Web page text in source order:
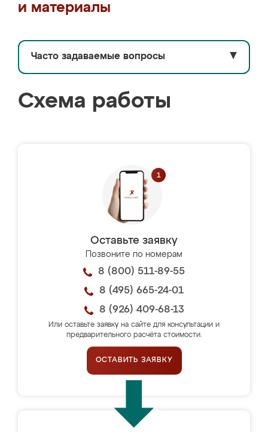
и материалы
Часто задаваемые вопросы ▼
Схема работы
Оставьте заявку
Позвоните по номерам
8 (800) 511-89-55
8 (495) 665-24-01
8 (926) 409-68-13
Или оставьте заявку на сайте для консультации и
предварительного расчёта стоимости.
ОСТАВИТЬ ЗАЯВКУ